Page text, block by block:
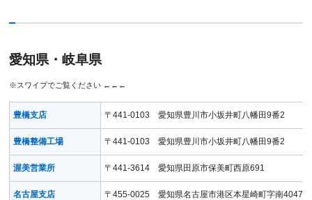
愛知県・岐阜県
豊橋支店 〒441-0103 愛知県豊川市小坂井町八幡田9番2
豊橋整備工場 〒441-0103 愛知県豊川市小坂井町八幡田9番2
渥美営業所 〒441-3614 愛知県田原市保美町西原691
名古屋支店 〒455-0025 愛知県名古屋市港区本星崎町字南4047-4